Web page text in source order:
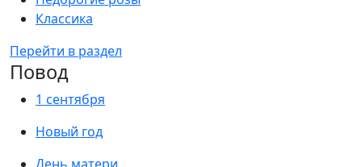
Классика
Перейти в раздел
Повод
1 сентября
Новый год